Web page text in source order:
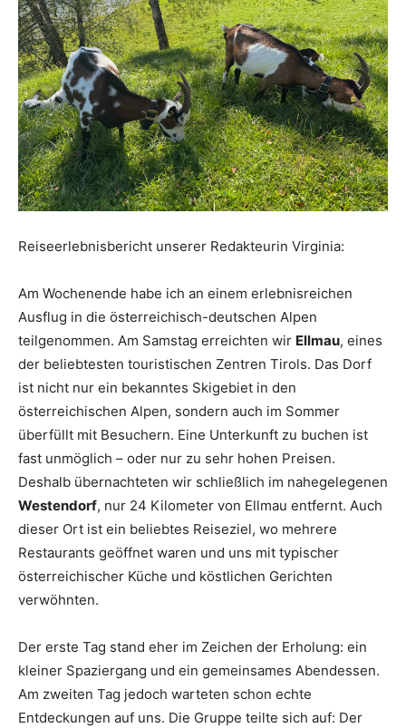
Reiseempfehlungen.
Reiseerlebnisbericht unserer Redakteurin Virginia:
Am Wochenende habe ich an einem erlebnisreichen
Ausflug in die österreichisch-deutschen Alpen
teilgenommen. Am Samstag erreichten wir Ellmau, eines
der beliebtesten touristischen Zentren Tirols. Das Dorf
ist nicht nur ein bekanntes Skigebiet in den
österreichischen Alpen, sondern auch im Sommer
überfüllt mit Besuchern. Eine Unterkunft zu buchen ist
fast unmöglich – oder nur zu sehr hohen Preisen.
Deshalb übernachteten wir schließlich im nahegelegenen
Westendorf, nur 24 Kilometer von Ellmau entfernt. Auch
dieser Ort ist ein beliebtes Reiseziel, wo mehrere
Restaurants geöffnet waren und uns mit typischer
österreichischer Küche und köstlichen Gerichten
verwöhnten.
Der erste Tag stand eher im Zeichen der Erholung: ein
kleiner Spaziergang und ein gemeinsames Abendessen.
Am zweiten Tag jedoch warteten schon echte
Entdeckungen auf uns. Die Gruppe teilte sich auf: Der